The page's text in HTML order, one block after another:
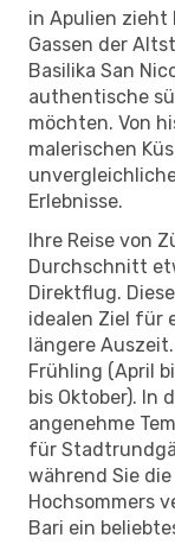
in Apulien zieht
Gassen der
Basilika San
authentische
möchten. Von
malerischen
Erlebnisse.
Ihre Reise von
Durchschnitt
Direktflug.
idealen Ziel für
längere
Frühling (April
bis Oktober). In
angenehme
für
während Sie
Hochsommers
Bari ein